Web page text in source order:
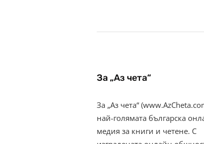
За „Аз чета“
За „Аз чета“
най-голямата българска
медия за книги и четене. С